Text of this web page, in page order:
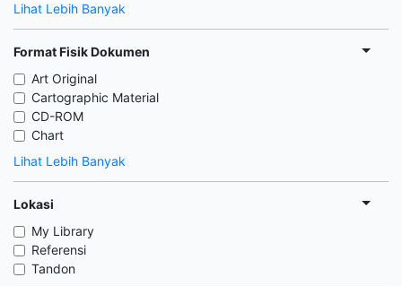
Lihat Lebih Banyak
Format Fisik Dokumen
Art Original
Cartographic Material
CD-ROM
Chart
Lihat Lebih Banyak
Lokasi
My Library
Referensi
Tandon